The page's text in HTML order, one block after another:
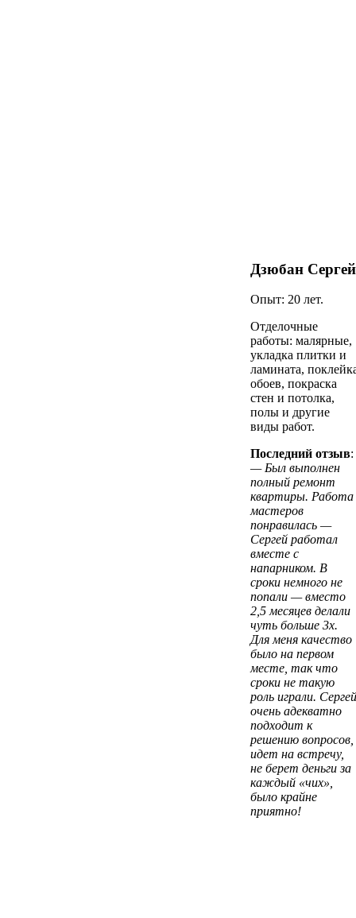
Дзюбан Сергей
Опыт: 20 лет.
Отделочные
работы: малярные,
укладка плитки и
ламината,
обоев, покраска
стен и потолка,
полы и другие
виды работ.
Последний отзыв:
— Был выполнен
полный ремонт
квартиры. Работа
мастеров
понравилась —
Сергей работал
вместе с
напарником. В
сроки немного не
попали — вместо
2,5 месяцев делали
чуть больше 3х.
Для меня качество
было на первом
месте, так что
сроки не такую
роль играли. Сергей
очень адекватно
подходит к
решению вопросов,
идет на встречу,
не берет деньги за
каждый «чих»,
было крайне
приятно!